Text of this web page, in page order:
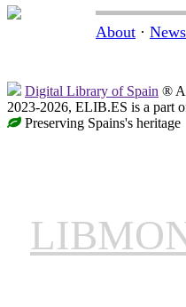
About · News
Digital Library of Spain ®
2023-2026, ELIB.ES is a part
Preserving Spains's heritage